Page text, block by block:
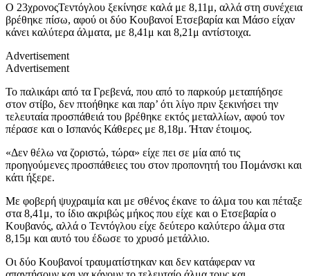
Ο 23χρονοςΤεντόγλου ξεκίνησε καλά με 8,11μ, αλλά στη συνέχεια
βρέθηκε πίσω, αφού οι δύο Κουβανοί Ετσεβαρία και Μάσο είχαν
κάνει καλύτερα άλματα, με 8,41μ και 8,21μ αντίστοιχα.
Advertisement
Advertisement
Το παλικάρι από τα Γρεβενά, που από το παρκούρ μεταπήδησε
στον στίβο, δεν πτοήθηκε και παρ’ ότι λίγο πριν ξεκινήσει την
τελευταία προσπάθειά του βρέθηκε εκτός μεταλλίων, αφού τον
πέρασε και ο Ισπανός Κάθερες με 8,18μ. Ήταν έτοιμος.
«Δεν θέλω να ζοριστώ, τώρα» είχε πει σε μία από τις
προηγούμενες προσπάθειες του στον προπονητή του Πομάνσκι και
κάτι ήξερε.
Με φοβερή ψυχραιμία και με σθένος έκανε το άλμα του και πέταξε
στα 8,41μ, το ίδιο ακριβώς μήκος που είχε και ο Ετσεβαρία ο
Κουβανός, αλλά ο Τεντόγλου είχε δεύτερο καλύτερο άλμα στα
8,15μ και αυτό του έδωσε το χρυσό μετάλλιο.
Οι δύο Κουβανοί τραυματίστηκαν και δεν κατάφεραν να